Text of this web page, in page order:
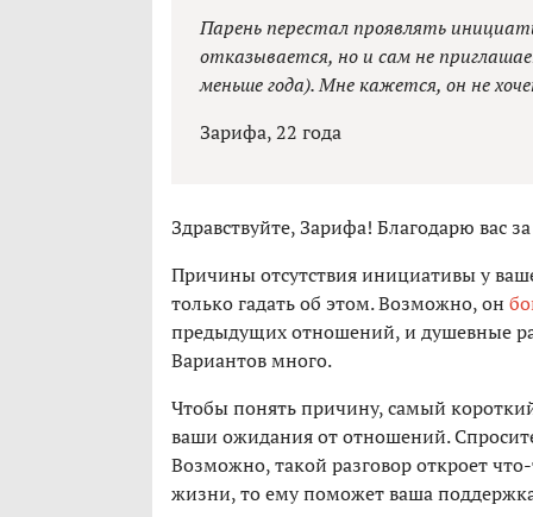
Парень перестал проявлять
отказывается, но и сам не
меньше года). Мне кажется, он не
Зарифа, 22 года
Здравствуйте, Зарифа! Благодарю вас
Причины отсутствия инициативы у
только гадать об этом. Возможно, он
предыдущих отношений, и душевные
Вариантов много.
Чтобы понять причину, самый
ваши ожидания от отношений.
Возможно, такой разговор откроет
жизни, то ему поможет ваша